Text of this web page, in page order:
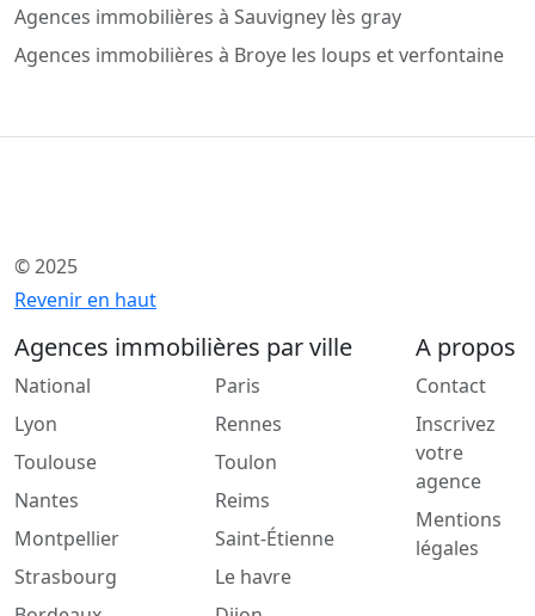
Agences immobilières à Sauvigney lès gray
Agences immobilières à Broye les loups et verfontaine
© 2025
Revenir en haut
Agences immobilières par ville
National
Lyon
Toulouse
Nantes
Montpellier
Strasbourg
Paris
Rennes
Toulon
Reims
Saint-Étienne
Le havre
A propos
Contact
Inscrivez
votre
agence
Mentions
légales